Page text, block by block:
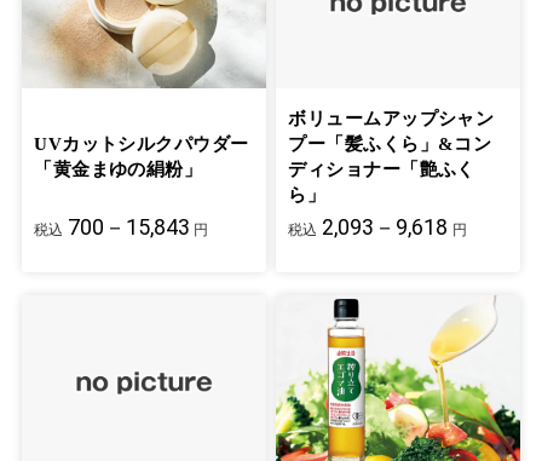
UVカットシルクパウダー
「黄金まゆの絹粉」
税込 700－15,843 円
ボリュームアップシャン
プー「髪ふくら」&コン
ディショナー「艶ふく
ら」
税込 2,093－9,618 円